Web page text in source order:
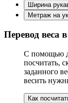
Ширина
Метраж на
Перевод веса
С помощью
посчитать,
заданного
весить
Как